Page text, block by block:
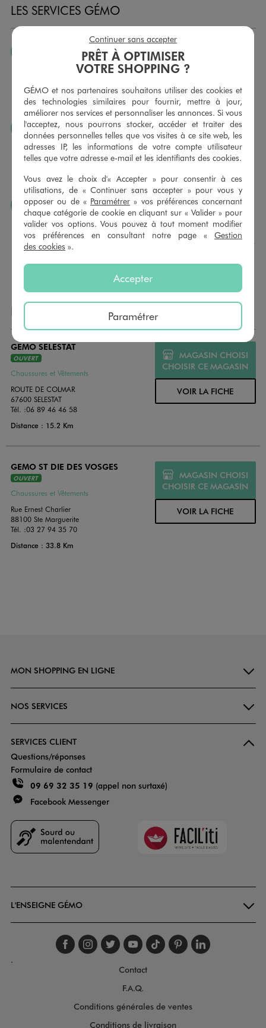
LES SERVICES GÉMO
JE PEUX CHANGER D’AVIS
Nous échangeons et vous proposons un avoir ou un
sous 30 jours, sur simple présentation du ticket de caisse,
dans tous les magasins GÉMO.
JE PEUX FAIRE RETOUCHER MES ARTICLES
Ourlets, ceintures… vous avez la possibilité de faire
retoucher vos articles textiles dans nos magasins. Les tarifs
conditions en magasins.
J’AIME FAIRE PLAISIR
Nous vous proposons des cartes cadeaux GÉMO d’un
montant au choix entre 10€ et 150€. Les cartes cadeau
GÉMO sont valables 1 an, utilisables en plusieurs fois, pour
dans de jolies enveloppes pour toutes les occasions.
NOS AUTRES MAGASINS
GEMO SELESTAT
OUVERT
Chaussures et Vêtements
ROUTE DE COLMAR
67600 SELESTAT
Tél. :06 89 46 46 58
Distance : 15.2 Km
MAGASIN CHOISI
CHOISIR CE MAGASIN
VOIR LA FICHE
GEMO ST DIE DES VOSGES
OUVERT
Chaussures et Vêtements
Rue Ernest Charlier
88100 Ste Marguerite
Tél. :03 27 94 35 70
Distance : 33.8 Km
MAGASIN CHOISI
CHOISIR CE MAGASIN
VOIR LA FICHE
MON SHOPPING EN LIGNE
NOS SERVICES
SERVICES CLIENT
Questions/réponses
Formulaire de contact
09 69 32 35 19 (appel non surtaxé)
Facebook Messenger
Faciliti
L'ENSEIGNE GÉMO
Suivez-nous sur
Suivez-nous sur
Suivez-nous sur
Suivez-nous
Suivez-nous
Suivez-
.
Contact
F.A.Q.
Conditions générales de ventes
Conditions de livraison
PRÊT À OPTIMISER
VOTRE SHOPPING ?
GÉMO et nos partenaires souhaitons utiliser des cookies et
des technologies similaires pour fournir, mettre à jour,
améliorer nos services et personnaliser les annonces. Si vous
l'acceptez, nous pourrons stocker, accéder et traiter des
données personnelles telles que vos visites à ce site web, les
adresses IP, les informations de votre compte utilisateur
telles que votre adresse e-mail et les identifiants des cookies.
Vous avez le choix d'« Accepter » pour consentir à ces
utilisations, de « Continuer sans accepter » pour vous y
opposer ou de « Paramétrer » vos préférences concernant
chaque catégorie de cookie en cliquant sur « Valider » pour
valider vos options. Vous pouvez à tout moment modifier
vos préférences en consultant notre page « Gestion
des cookies ».
Accepter
Paramétrer
Continuer sans accepter